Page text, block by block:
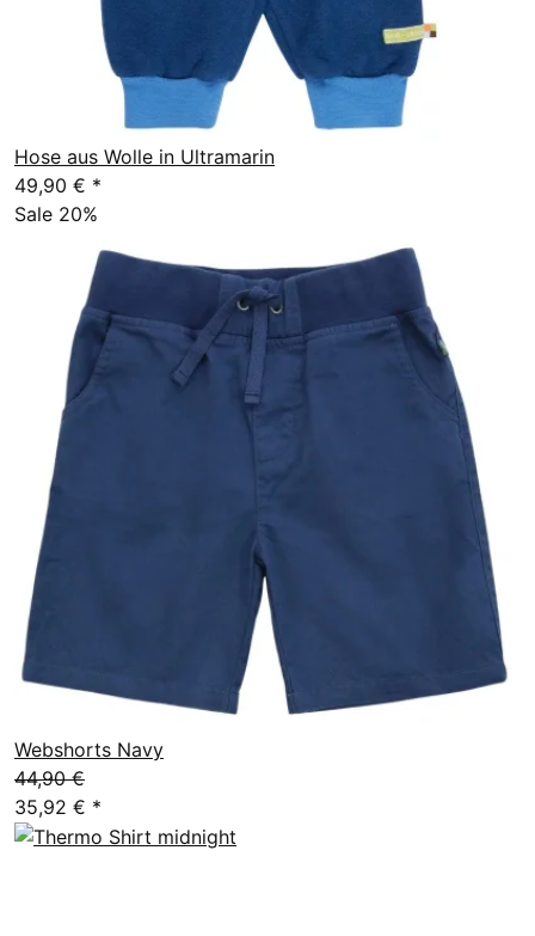
Hose aus Wolle in Ultramarin
49,90 € *
Sale 20%
Webshorts Navy
44,90 €
35,92 € *